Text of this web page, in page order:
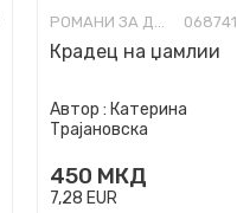
РОМАНИ ЗА ДЕЦА 068741
Крадец на џамлии
Автор : Катерина
Трајановска
450 МКД
7,28 EUR